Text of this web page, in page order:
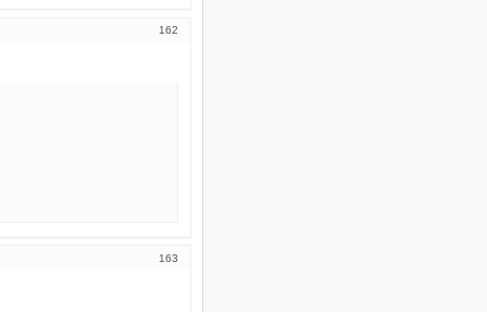
162
163